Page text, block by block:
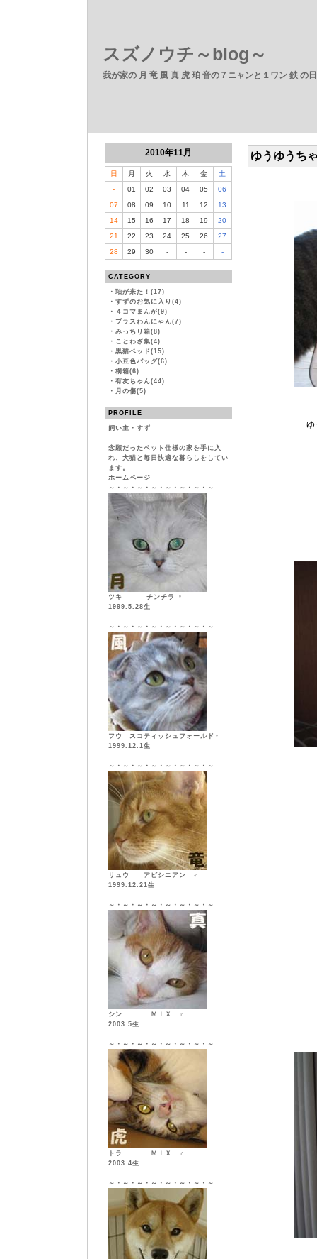
スズノウチ～blog～
我が家の 月 竜 風 真 虎 珀 音の７ニャンと１ワン 鉄 の
2010年11月
日 月 火 水 木 金
土
-
01 02 03 04 05
06
07
08 09 10 11 12
13
14
15 16 17 18 19
20
21
22 23 24 25 26
27
28
29 30 - - - -
CATEGORY
・ 珀が来た！(17)
・ すずのお気に入り(4)
・ ４コマまんが(9)
・ プラスわんにゃん(7)
・ みっちり箱(8)
・ ことわざ集(4)
・ 黒猫ベッド(15)
・ 小豆色バッグ(6)
・ 桐箱(6)
・ 有友ちゃん(44)
・ 月の傷(5)
PROFILE
飼い主・すず
念願だったペット仕様の家を手に入
れ、犬猫と毎日快適な暮らしをしてい
ます。
ホームページ
～・～・～・～・～・～・～・～
ツキ チンチラ ♀
1999.5.28生
～・～・～・～・～・～・～・～
フウ スコティッシュフォールド♀
1999.12.1生
～・～・～・～・～・～・～・～
リュウ アビシニアン ♂
1999.12.21生
～・～・～・～・～・～・～・～
シン ＭＩＸ ♂
2003.5生
～・～・～・～・～・～・～・～
トラ ＭＩＸ ♂
2003.4生
～・～・～・～・～・～・～・～
ゆうゆうち
ゆ